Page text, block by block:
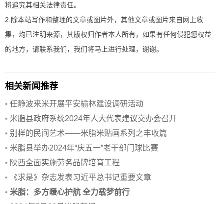
将追究其相关法律责任。
2.除本站写作和整理的文章或图片外，其他文章或图片来自网上收
集，均已注明来源，其版权归作者本人所有，如果有任何侵犯您权益
的地方，请联系我们，我们将马上进行处理，谢谢。
相关新闻推荐
• 任静波来米开展平安榆林建设调研活动
• 米脂县政府系统2024年人大代表建议交办会召开
• 别样的民间艺术——米脂米贴画系列之丰收篇
• 米脂县举办2024年“庆五一”老干部门球比赛
• 陕西全面实施劳务品牌培育工程
•
《求是》杂志发表习近平总书记重要文章
• 米脂：多方暖心护航 全力载梦前行